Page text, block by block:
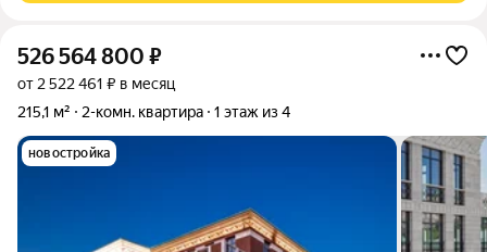
526 564 800 ₽
от 2 522 461 ₽ в месяц
215,1 м²
2-комн. квартира 1 этаж из 4
новостройка